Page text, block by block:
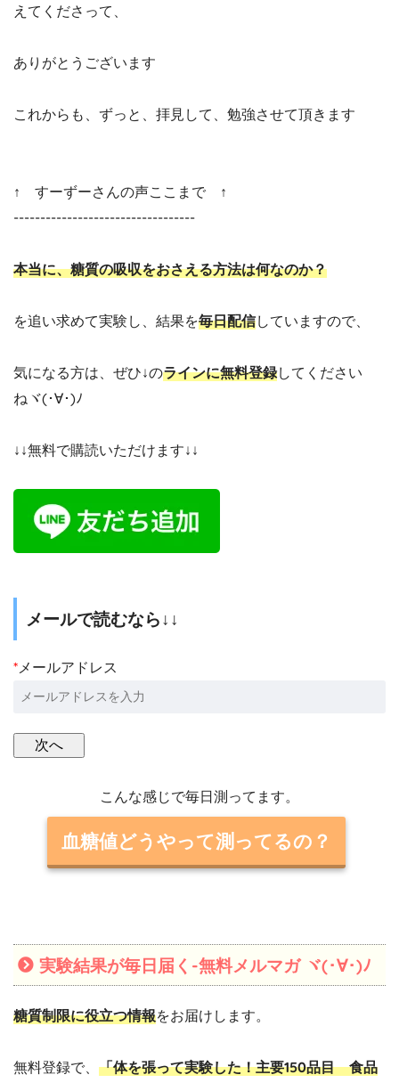
えてくださって、
ありがとうございます
これからも、ずっと、拝見して、勉強させて頂きます
↑ すーずーさんの声ここまで ↑
----------------------------------
本当に、糖質の吸収をおさえる方法は何なのか？
を追い求めて実験し、結果を毎日配信していますので、
気になる方は、ぜひ↓のラインに無料登録してください
ねヾ(･∀･)ﾉ
↓↓無料で購読いただけます↓↓
メールで読むなら↓↓
* メールアドレス
こんな感じで毎日測ってます。
血糖値どうやって測ってるの？
実験結果が毎日届く-無料メルマガ ヾ(･∀･)ﾉ
糖質制限に役立つ情報をお届けします。
無料登録で、 「体を張って実験した！主要150品目 食品